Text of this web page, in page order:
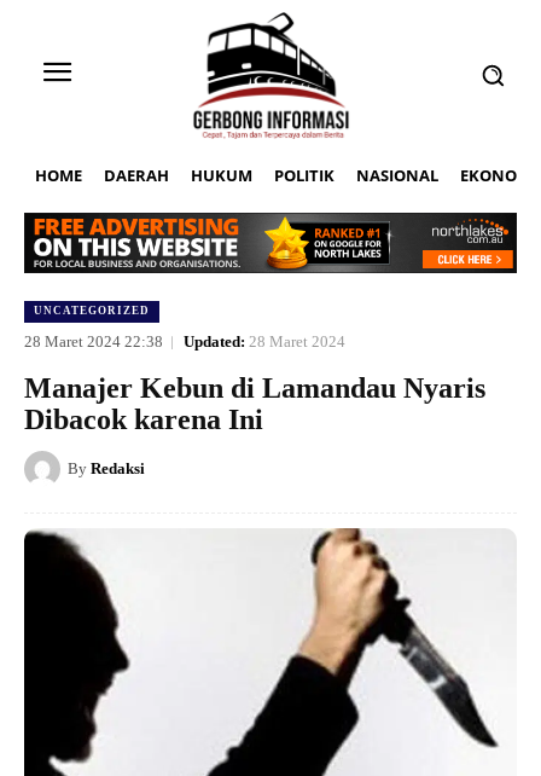
HOME DAERAH HUKUM POLITIK NASIONAL EKONOMI
UNCATEGORIZED
28 Maret 2024 22:38 Updated: 28 Maret 2024
Manajer Kebun di Lamandau Nyaris
Dibacok karena Ini
By Redaksi